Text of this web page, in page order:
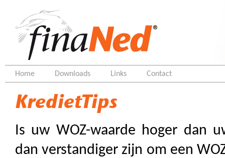
Home Downloads Links Contact
KredietTips
Is uw WOZ-waarde hoger dan
dan verstandiger zijn om een